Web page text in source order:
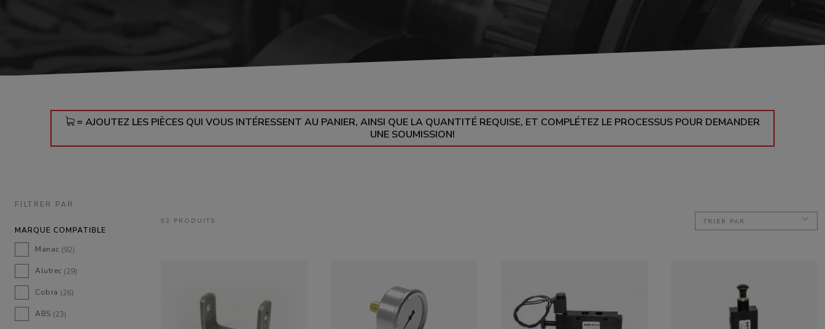
= AJOUTEZ LES PIÈCES QUI VOUS INTÉRESSENT AU PANIER, AINSI QUE LA QUANTITÉ REQUISE, ET COMPLÉTEZ LE PROCESSUS POUR DEMANDER
UNE SOUMISSION!
FILTRER PAR
MARQUE COMPATIBLE
Manac (92)
Alutrec (29)
Cobra (26)
ABS (23)
92 PRODUITS TRIER PAR